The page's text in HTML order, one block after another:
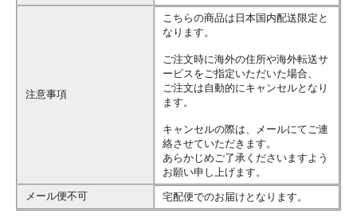
注意事項
こちらの商品は日本国内配送限定と
なります。
ご注文時に海外の住所や海外転送サ
ービスをご指定いただいた場合、
ご注文は自動的にキャンセルとなり
ます。
キャンセルの際は、メールにてご連
絡させていただきます。
あらかじめご了承くださいますよう
お願い申し上げます。
メール便不可
宅配便でのお届けとなります。